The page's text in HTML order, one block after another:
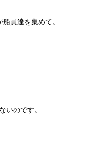
員達を集めて。
いのです。